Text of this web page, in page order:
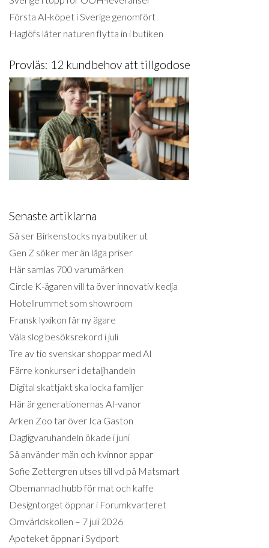
Första AI-köpet i Sverige genomfört
Haglöfs låter naturen flytta in i butiken
Provläs: 12 kundbehov att tillgodose
Senaste artiklarna
Så ser Birkenstocks nya butiker ut
Gen Z söker mer än låga priser
Här samlas 700 varumärken
Circle K-ägaren vill ta över innovativ kedja
Hotellrummet som showroom
Fransk lyxikon får ny ägare
Väla slog besöksrekord i juli
Tre av tio svenskar shoppar med AI
Färre konkurser i detaljhandeln
Digital skattjakt ska locka familjer
Här är generationernas AI-vanor
Arken Zoo tar över Ica Gaston
Dagligvaruhandeln ökade i juni
Så använder män och kvinnor appar
Sofie Zettergren utses till vd på Matsmart
Obemannad hubb för mat och kaffe
Designtorget öppnar i Forumkvarteret
Omvärldskollen – 7 juli 2026
Apoteket öppnar i Sydport